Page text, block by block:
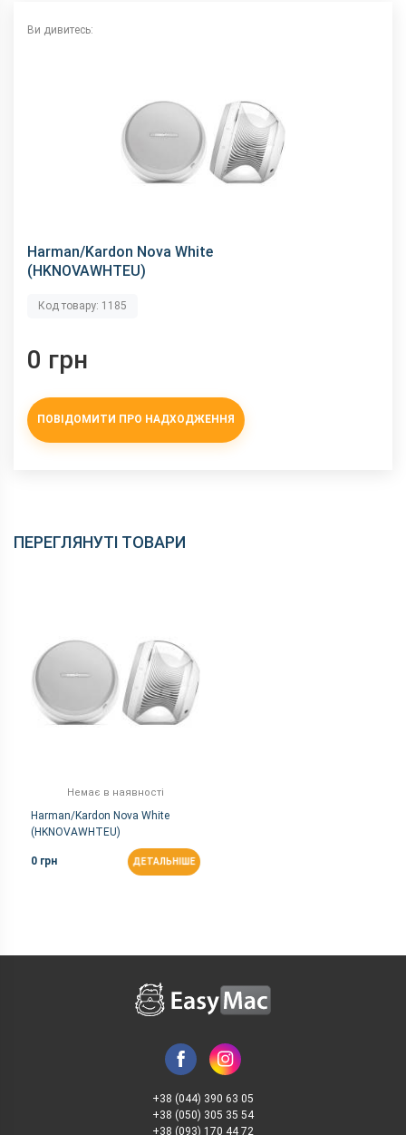
Ви дивитесь:
Harman/Kardon Nova White
(HKNOVAWHTEU)
Код товару: 1185
0 грн
ПОВІДОМИТИ ПРО НАДХОДЖЕННЯ
ПЕРЕГЛЯНУТІ ТОВАРИ
Немає в наявності
Harman/Kardon Nova White
(HKNOVAWHTEU)
0 грн ДЕТАЛЬНІШЕ
+38 (044) 390 63 05
+38 (050) 305 35 54
+38 (093) 170 44 72